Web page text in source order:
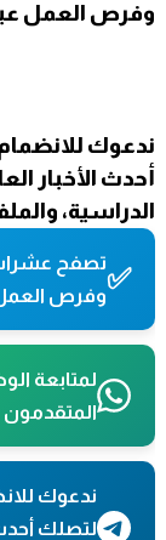
وفرص العمل عبر
ندعوك للانضمام
أحدث الأخبار
الدراسية،
✅تصفح عشرات
وفرص العمل
لمتابعة
المتقدمون
ندعوك
لتصلك أحدث